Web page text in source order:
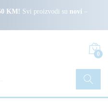
KM! Svi proizvodi su novi –
0
Pretraži